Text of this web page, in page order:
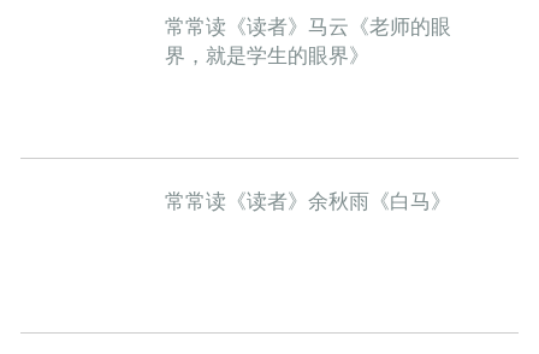
常常读《读者》马云《老师的眼
界，就是学生的眼界》
常常读《读者》余秋雨《白马》